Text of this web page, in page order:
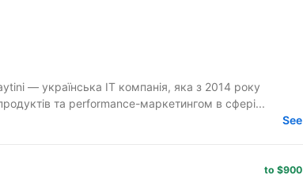
та performance-маркетингом в сфері...
See
to $900